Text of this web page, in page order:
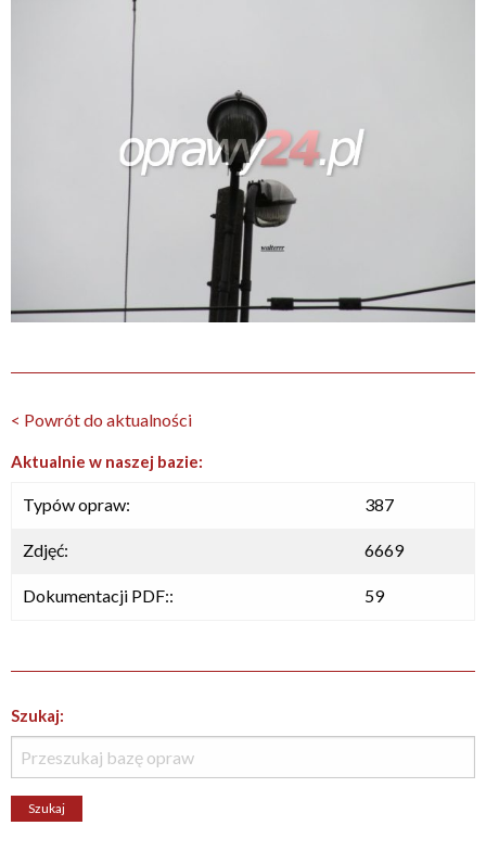
< Powrót do aktualności
Aktualnie w naszej bazie:
Typów opraw: 387
Zdjęć: 6669
Dokumentacji PDF:: 59
Szukaj: